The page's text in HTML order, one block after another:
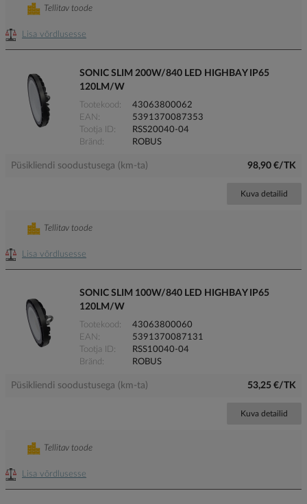
Lisa võrdlusesse
Tellitav toode
SONIC SLIM 200W/840 LED HIGHBAY IP65
120LM/W
Tootekood
43063800062
EAN
5391370087353
Tootja ID
RSS20040-04
Bränd
ROBUS
Püsikliendi soodustusega (km-ta) 98,90 €/TK
Kuva detailid
Lisa võrdlusesse
Tellitav toode
SONIC SLIM 100W/840 LED HIGHBAY IP65
120LM/W
Tootekood
43063800060
EAN
5391370087131
Tootja ID
RSS10040-04
Bränd
ROBUS
Püsikliendi soodustusega (km-ta) 53,25 €/TK
Kuva detailid
Lisa võrdlusesse
Tellitav toode